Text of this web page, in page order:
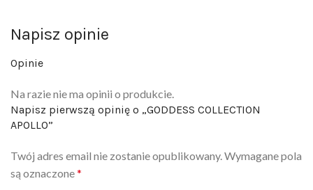
Napisz opinie
Opinie
Na razie nie ma opinii o produkcie.
Napisz pierwszą opinię o „GODDESS COLLECTION
APOLLO”
Twój adres email nie zostanie opublikowany. Wymagane pola
są oznaczone *